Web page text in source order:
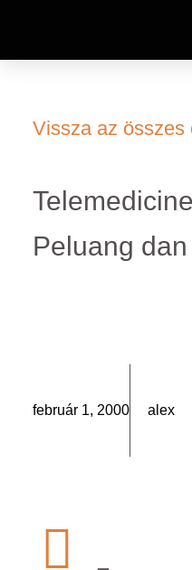
Vissza az összes
Peluang
február 1, 2000 alex